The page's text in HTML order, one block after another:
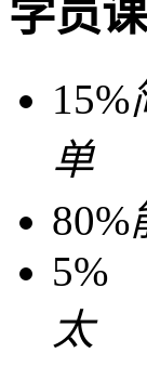
学员
15%
单
80%
5%
太